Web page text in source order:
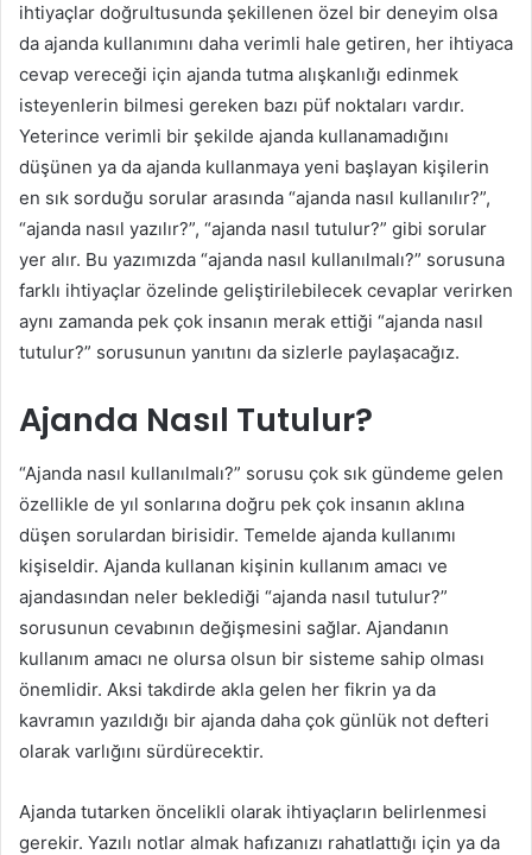
ihtiyaçlar doğrultusunda şekillenen özel bir deneyim olsa
da ajanda kullanımını daha verimli hale getiren, her ihtiyaca
cevap vereceği için ajanda tutma alışkanlığı edinmek
isteyenlerin bilmesi gereken bazı püf noktaları vardır.
Yeterince verimli bir şekilde ajanda kullanamadığını
düşünen ya da ajanda kullanmaya yeni başlayan kişilerin
en sık sorduğu sorular arasında “ajanda nasıl kullanılır?”,
“ajanda nasıl yazılır?”, “ajanda nasıl tutulur?” gibi sorular
yer alır. Bu yazımızda “ajanda nasıl kullanılmalı?” sorusuna
farklı ihtiyaçlar özelinde geliştirilebilecek cevaplar verirken
aynı zamanda pek çok insanın merak ettiği “ajanda nasıl
tutulur?” sorusunun yanıtını da sizlerle paylaşacağız.
Ajanda Nasıl Tutulur?
“Ajanda nasıl kullanılmalı?” sorusu çok sık gündeme gelen
özellikle de yıl sonlarına doğru pek çok insanın aklına
düşen sorulardan birisidir. Temelde ajanda kullanımı
kişiseldir. Ajanda kullanan kişinin kullanım amacı ve
ajandasından neler beklediği “ajanda nasıl tutulur?”
sorusunun cevabının değişmesini sağlar. Ajandanın
kullanım amacı ne olursa olsun bir sisteme sahip olması
önemlidir. Aksi takdirde akla gelen her fikrin ya da
kavramın yazıldığı bir ajanda daha çok günlük not defteri
olarak varlığını sürdürecektir.
Ajanda tutarken öncelikli olarak ihtiyaçların belirlenmesi
gerekir. Yazılı notlar almak hafızanızı rahatlattığı için ya da